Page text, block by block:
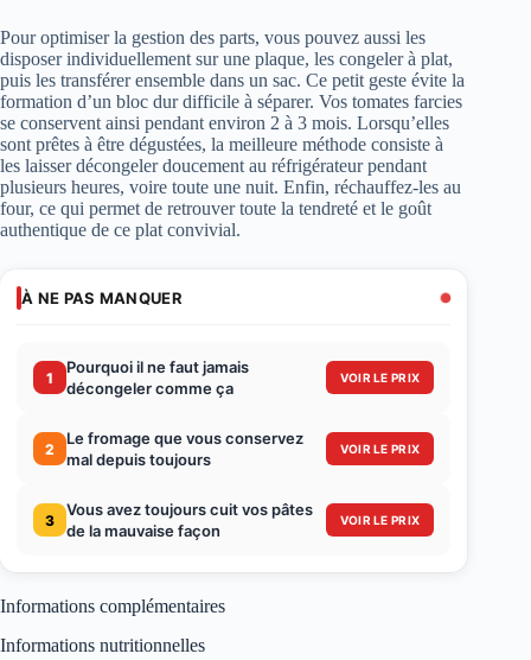
Pour optimiser la gestion des parts, vous pouvez aussi les
disposer individuellement sur une plaque, les congeler à plat,
puis les transférer ensemble dans un sac. Ce petit geste évite la
formation d’un bloc dur difficile à séparer. Vos tomates farcies
se conservent ainsi pendant environ 2 à 3 mois. Lorsqu’elles
sont prêtes à être dégustées, la meilleure méthode consiste à
les laisser décongeler doucement au réfrigérateur pendant
plusieurs heures, voire toute une nuit. Enfin, réchauffez-les au
four, ce qui permet de retrouver toute la tendreté et le goût
authentique de ce plat convivial.
À NE PAS MANQUER
1
Pourquoi il ne faut jamais
décongeler comme ça
VOIR LE PRIX
2
Le fromage que vous conservez
mal depuis toujours
VOIR LE PRIX
3
Vous avez toujours cuit vos pâtes
de la mauvaise façon
VOIR LE PRIX
Informations complémentaires
Informations nutritionnelles